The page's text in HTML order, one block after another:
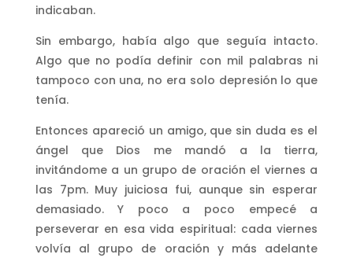
indicaban.
Sin embargo, había algo que seguía intacto.
Algo que no podía definir con mil palabras ni
tampoco con una, no era solo depresión lo que
tenía.
Entonces apareció un amigo, que sin duda es el
ángel que Dios me mandó a la tierra,
invitándome a un grupo de oración el viernes a
las 7pm. Muy juiciosa fui, aunque sin esperar
demasiado. Y poco a poco empecé a
perseverar en esa vida espiritual: cada viernes
volvía al grupo de oración y más adelante